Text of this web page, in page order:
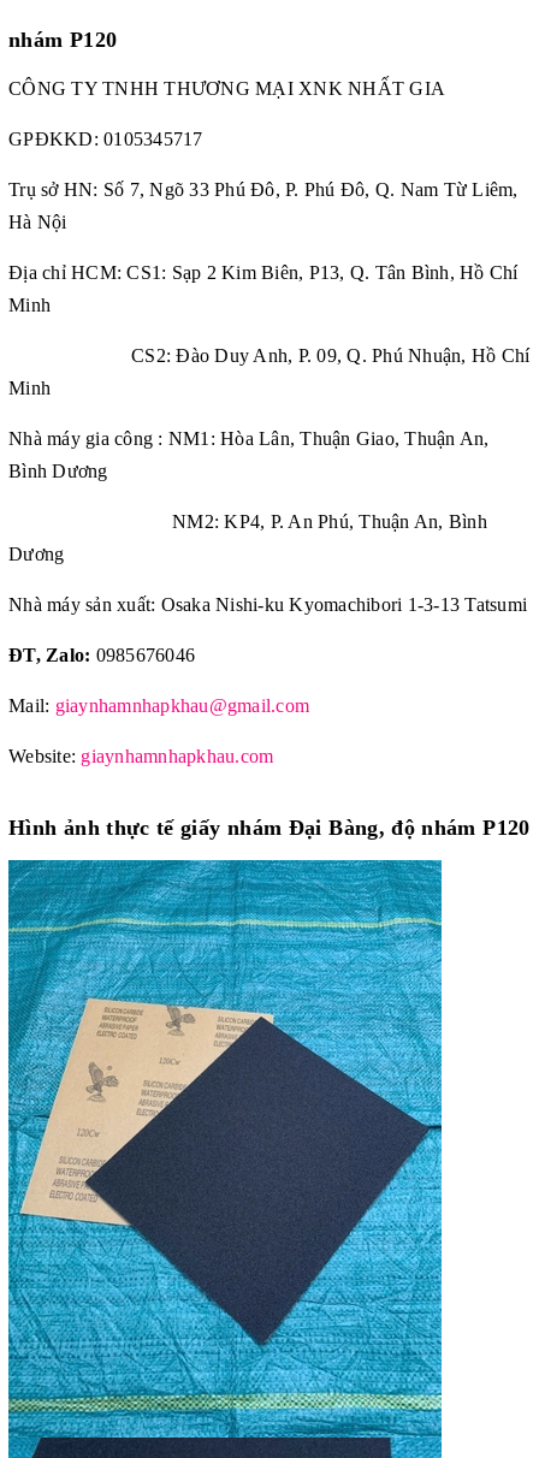
nhám P120
CÔNG TY TNHH THƯƠNG MẠI XNK NHẤT GIA
GPĐKKD: 0105345717
Trụ sở HN: Số 7, Ngõ 33 Phú Đô, P. Phú Đô, Q. Nam Từ Liêm,
Hà Nội
Địa chỉ HCM: CS1: Sạp 2 Kim Biên, P13, Q. Tân Bình, Hồ Chí
Minh
CS2: Đào Duy Anh, P. 09, Q. Phú Nhuận, Hồ Chí
Minh
Nhà máy gia công : NM1: Hòa Lân, Thuận Giao, Thuận An,
Bình Dương
NM2: KP4, P. An Phú, Thuận An, Bình
Dương
Nhà máy sản xuất: Osaka Nishi-ku Kyomachibori 1-3-13 Tatsumi
ĐT, Zalo: 0985676046
Mail: giaynhamnhapkhau@gmail.com
Website: giaynhamnhapkhau.com
Hình ảnh thực tếgiấy nhám Đại Bàng, độ nhám P120